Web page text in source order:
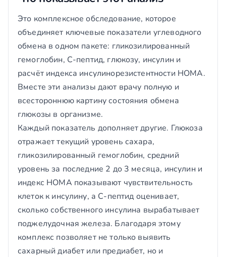
Это комплексное обследование, которое
объединяет ключевые показатели углеводного
обмена в одном пакете: гликозилированный
гемоглобин, С-пептид, глюкозу, инсулин и
расчёт индекса инсулинорезистентности НОМА.
Вместе эти анализы дают врачу полную и
всестороннюю картину состояния обмена
глюкозы в организме.
Каждый показатель дополняет другие. Глюкоза
отражает текущий уровень сахара,
гликозилированный гемоглобин, средний
уровень за последние 2 до 3 месяца, инсулин и
индекс НОМА показывают чувствительность
клеток к инсулину, а С-пептид оценивает,
сколько собственного инсулина вырабатывает
поджелудочная железа. Благодаря этому
комплекс позволяет не только выявить
сахарный диабет или предиабет, но и